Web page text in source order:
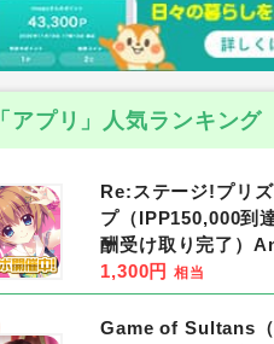
「アプリ」人気ランキング
Re:ステージ!プリ
プ（IPP150,000到
酬受け取り完了）
1,300円 相当
Game of Sultans